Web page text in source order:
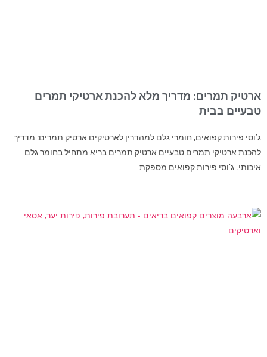
ארטיק תמרים: מדריך מלא להכנת ארטיקי תמרים
טבעיים בבית
ג’וסי פירות קפואים, חומרי גלם למהדרין לארטיקים ארטיק תמרים: מדריך
להכנת ארטיקי תמרים טבעיים ארטיק תמרים בריא מתחיל בחומר גלם
איכותי. ג’וסי פירות קפואים מספקת